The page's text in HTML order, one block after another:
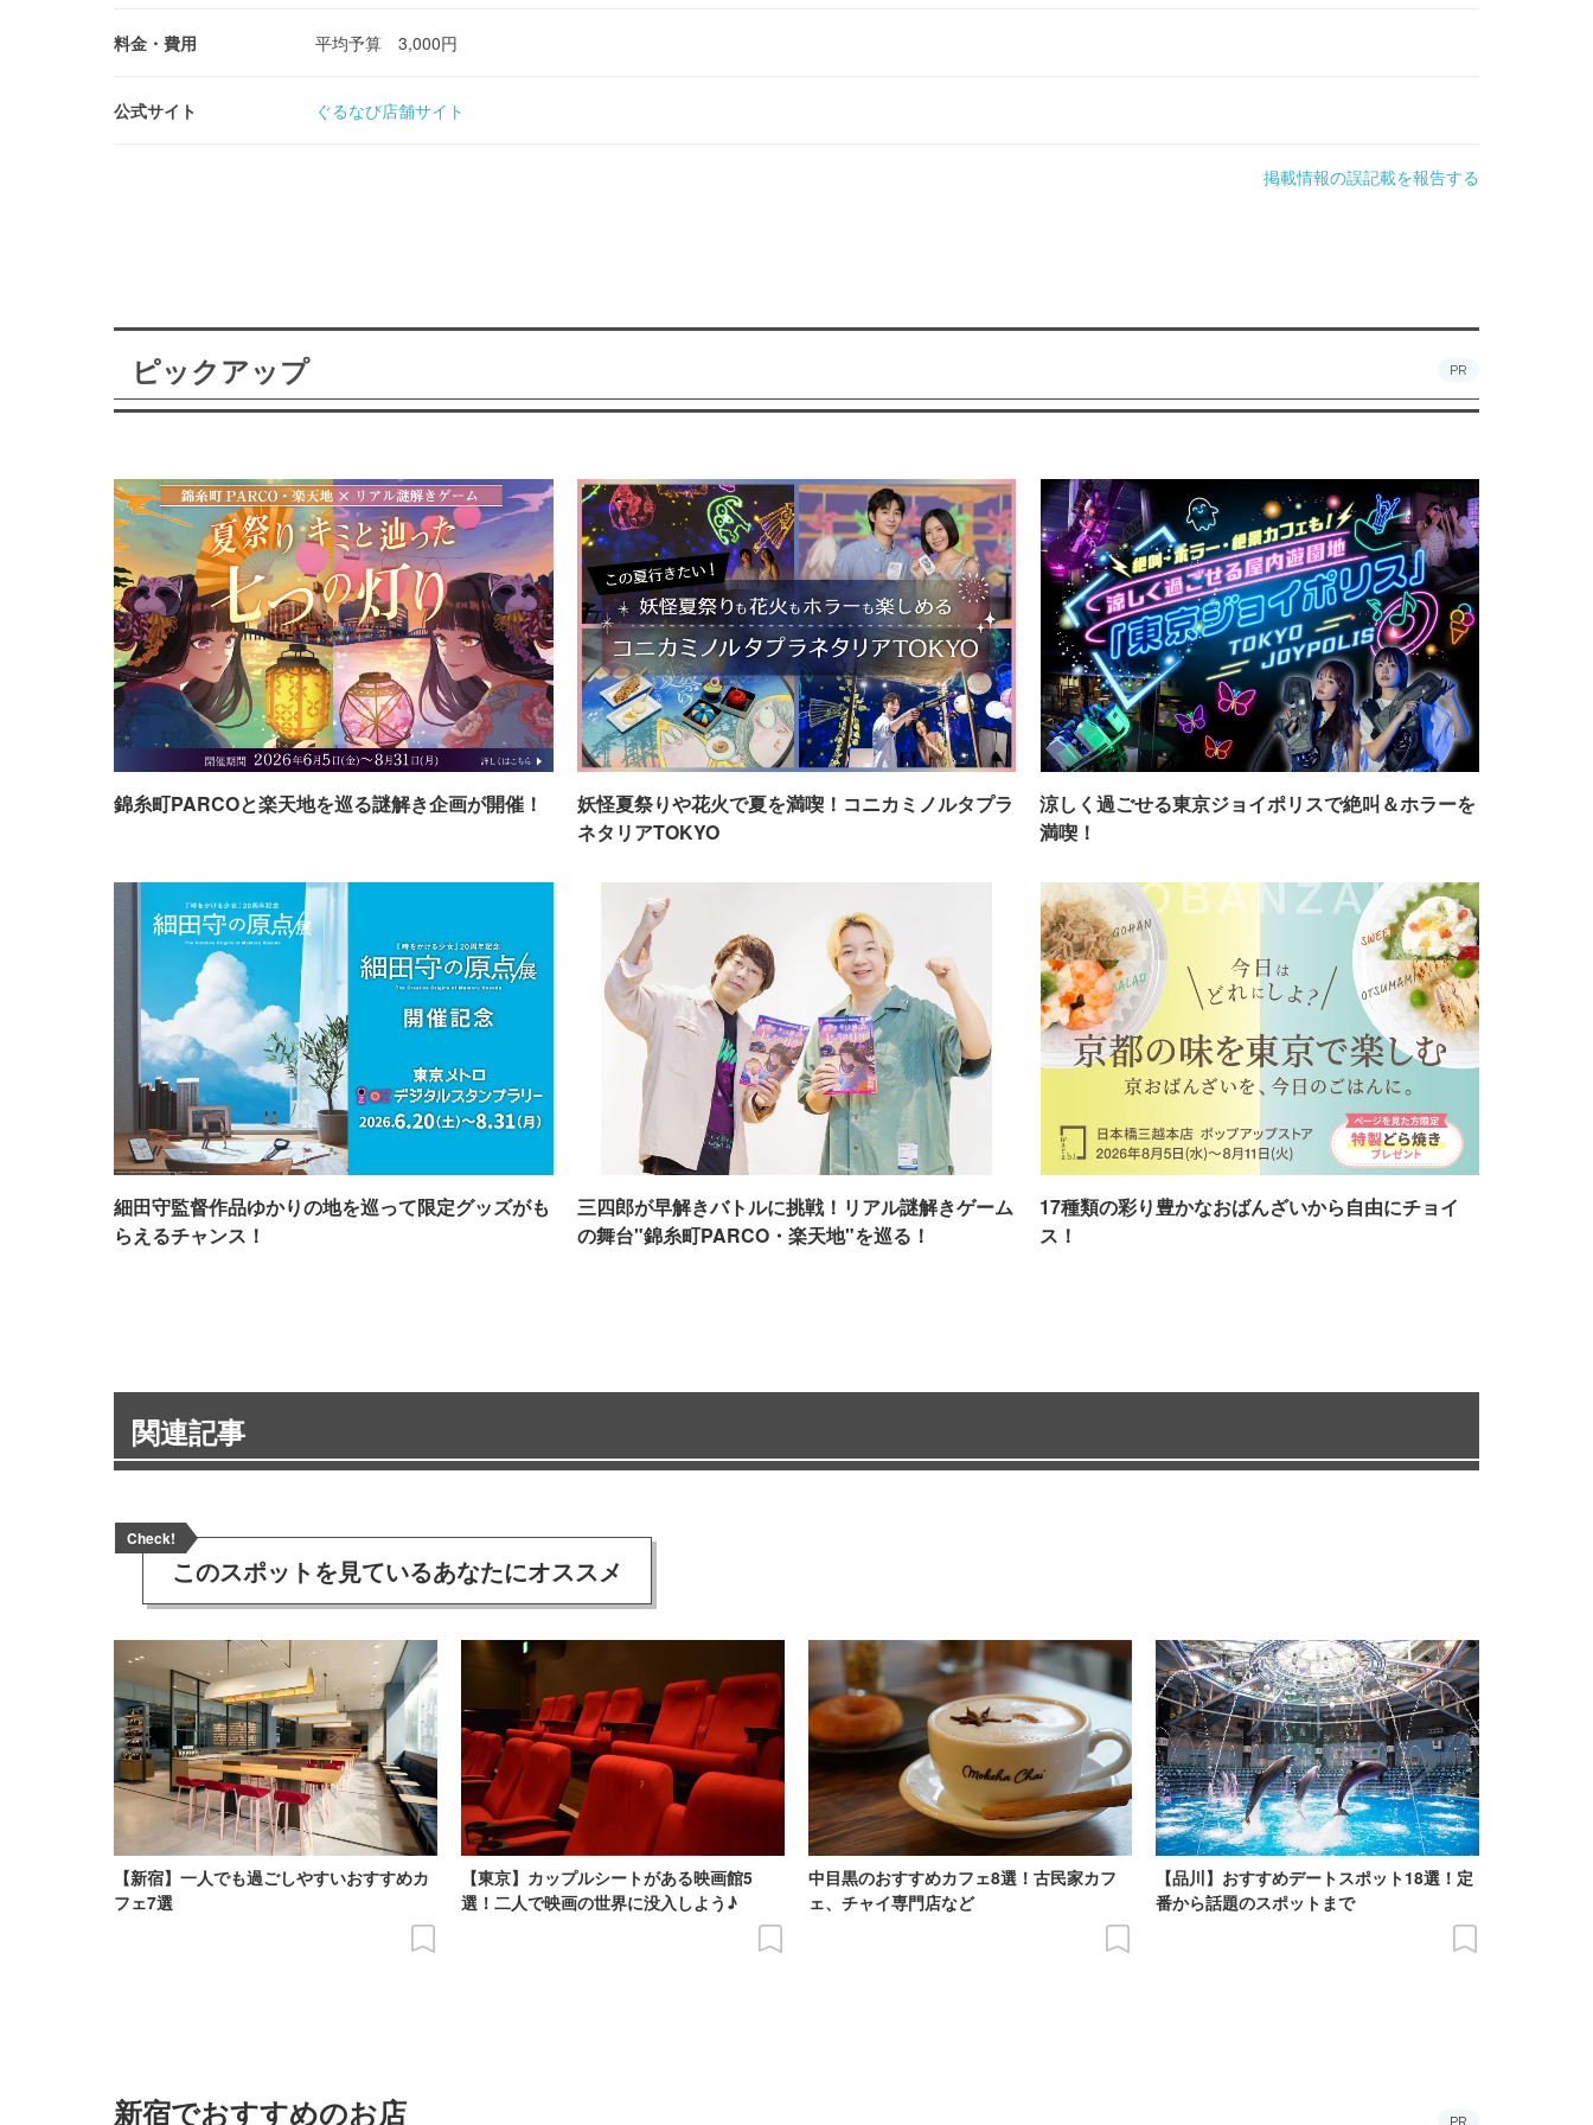
料金・費用 平均予算 3,000円
公式サイト ぐるなび店舗サイト
掲載情報の誤記載を報告する
ピックアップ PR
錦糸町PARCOと楽天地を巡る謎解き企画が開催！
妖怪夏祭りや花火で夏を満喫！コニカミノルタプラ
ネタリアTOKYO
涼しく過ごせる東京ジョイポリスで絶叫＆ホラーを
満喫！
細田守監督作品ゆかりの地を巡って限定グッズがも
らえるチャンス！
三四郎が早解きバトルに挑戦！リアル謎解きゲーム
の舞台"錦糸町PARCO・楽天地"を巡る！
17種類の彩り豊かなおばんざいから自由にチョイ
ス！
関連記事
Check!
このスポットを見ているあなたにオススメ
【新宿】一人でも過ごしやすいおすすめカ
フェ7選
【東京】カップルシートがある映画館5
選！二人で映画の世界に没入しよう♪
中目黒のおすすめカフェ8選！古民家カフ
ェ、チャイ専門店など
【品川】おすすめデートスポット18選！定
番から話題のスポットまで
新宿でおすすめのお店 PR